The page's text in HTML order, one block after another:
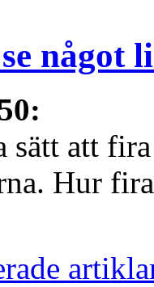
något
:
sätt att
Hur